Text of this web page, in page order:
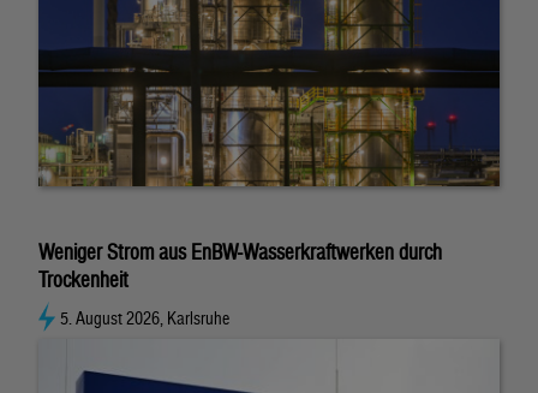
Weniger Strom aus EnBW-Wasserkraftwerken durch
Trockenheit
5. August 2026, Karlsruhe